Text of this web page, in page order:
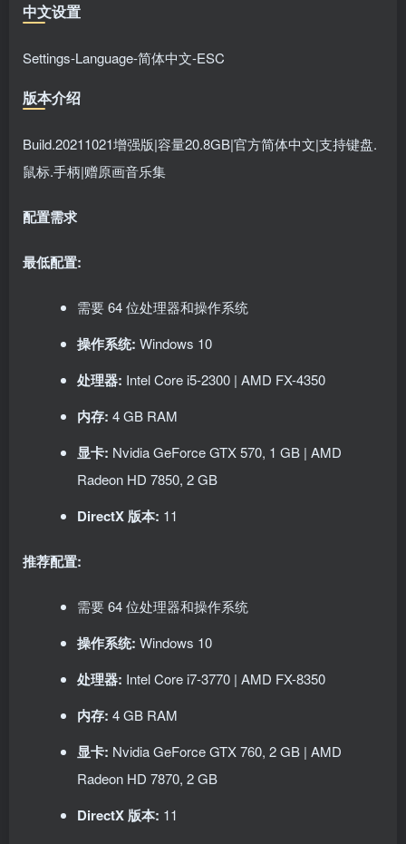
中文设置
Settings-Language-简体中文-ESC
版本介绍
Build.20211021增强版|容量20.8GB|官方简体中文|支持键盘.
鼠标.手柄|赠原画音乐集
配置需求
最低配置:
需要 64 位处理器和操作系统
操作系统: Windows 10
处理器: Intel Core i5-2300 | AMD FX-4350
内存: 4 GB RAM
显卡: Nvidia GeForce GTX 570, 1 GB | AMD
Radeon HD 7850, 2 GB
DirectX 版本: 11
推荐配置:
需要 64 位处理器和操作系统
操作系统: Windows 10
处理器: Intel Core i7-3770 | AMD FX-8350
内存: 4 GB RAM
显卡: Nvidia GeForce GTX 760, 2 GB | AMD
Radeon HD 7870, 2 GB
DirectX 版本: 11